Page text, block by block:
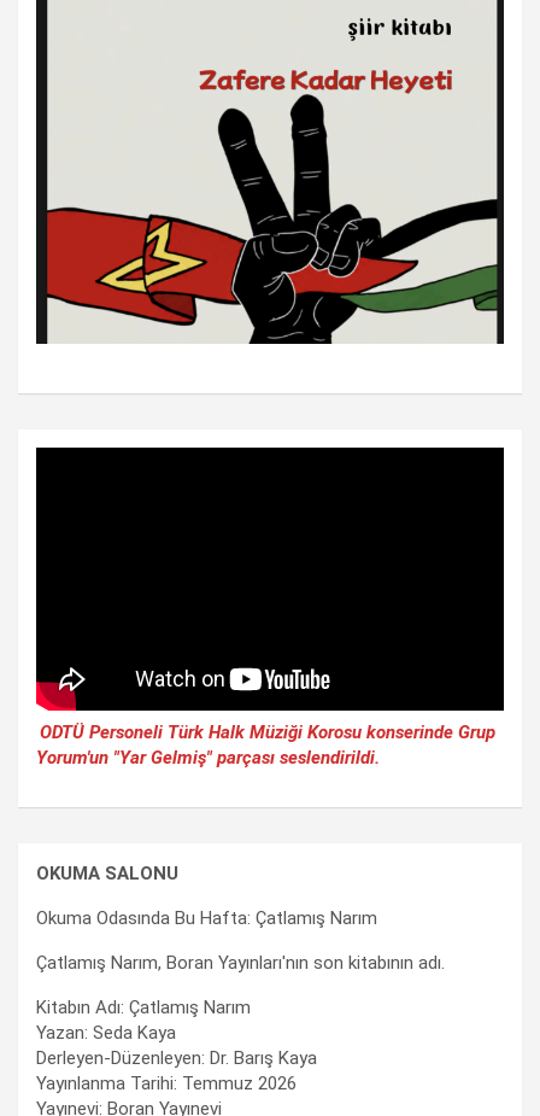
ODTÜ Personeli Türk Halk Müziği Korosu konserinde Grup
Yorum'un "Yar Gelmiş" parçası seslendirildi.
OKUMA SALONU
Okuma Odasında Bu Hafta: Çatlamış Narım
Çatlamış Narım, Boran Yayınları'nın son kitabının adı.
Kitabın Adı: Çatlamış Narım
Yazan: Seda Kaya
Derleyen-Düzenleyen: Dr. Barış Kaya
Yayınlanma Tarihi: Temmuz 2026
Yayınevi: Boran Yayınevi